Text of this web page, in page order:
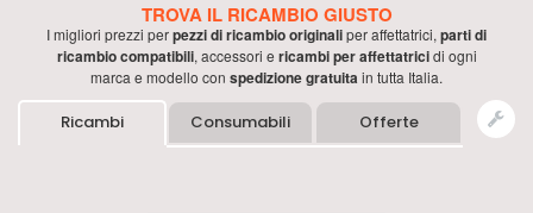
TROVA IL RICAMBIO GIUSTO
I migliori prezzi perpezzi di ricambio originaliperaffettatrici, parti di
ricambio compatibili, accessori e ricambi peraffettatricidi ogni
marca e modello con spedizione gratuitain tutta Italia.
Ricambi Consumabili Offerte